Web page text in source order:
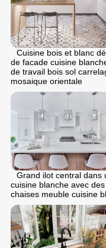
Cuisine bois et blanc
de facade cuisine
de travail bois sol
mosaique orientale
Grand ilot central dans
cuisine blanche avec des
chaises meuble cuisine